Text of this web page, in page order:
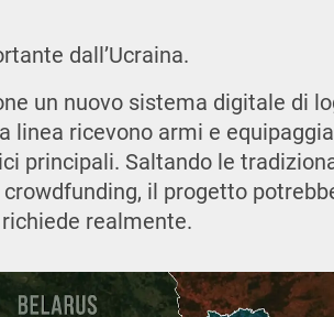
dall’Ucraina.
un nuovo sistema digitale di
linea ricevono armi e
principali. Saltando le
il progetto
realmente.